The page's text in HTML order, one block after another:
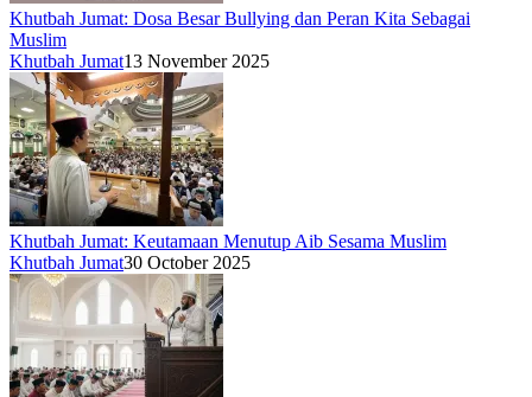
Khutbah Jumat: Dosa Besar Bullying dan Peran Kita Sebagai
Muslim
Khutbah Jumat13 November 2025
Khutbah Jumat: Keutamaan Menutup Aib Sesama Muslim
Khutbah Jumat30 October 2025